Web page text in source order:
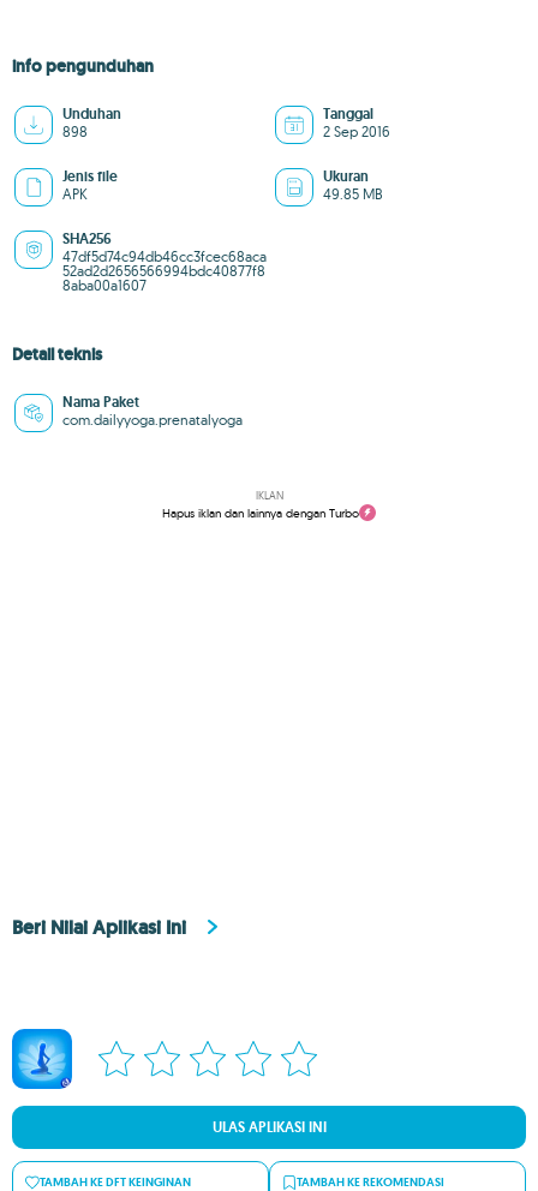
info pengunduhan
Unduhan
898
Tanggal
2 Sep 2016
Jenis file
APK
Ukuran
49.85 MB
SHA256
47df5d74c94db46cc3fcec68aca
52ad2d2656566994bdc40877f8
8aba00a1607
Detail teknis
Nama Paket
com.dailyyoga.prenatalyoga
IKLAN
Hapus iklan dan lainnya dengan Turbo
Beri Nilai Aplikasi Ini
ULAS APLIKASI INI
TAMBAH KE DFT KEINGINAN TAMBAH KE REKOMENDASI